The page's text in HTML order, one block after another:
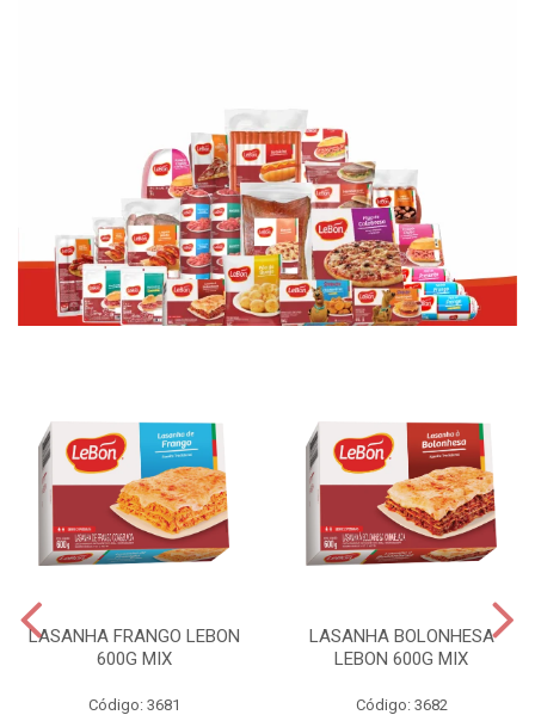
LASANHA FRANGO LEBON
600G MIX
Código: 3681
LASANHA BOLONHESA
LEBON 600G MIX
Código: 3682